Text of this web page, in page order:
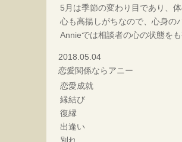
5月は季節の変わり目であり、
心も高揚しがちなので、心身の
Annieでは相談者の心の状態を
2018.05.04
恋愛関係ならアニー
恋愛成就
縁結び
復縁
出逢い